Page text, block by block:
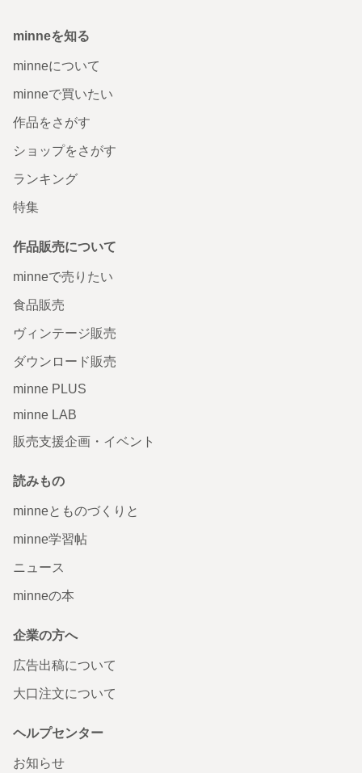
minneを知る
minneについて
minneで買いたい
作品をさがす
ショップをさがす
ランキング
特集
作品販売について
minneで売りたい
食品販売
ヴィンテージ販売
ダウンロード販売
minne PLUS
minne LAB
販売支援企画・イベント
読みもの
minneとものづくりと
minne学習帖
ニュース
minneの本
企業の方へ
広告出稿について
大口注文について
ヘルプセンター
お知らせ